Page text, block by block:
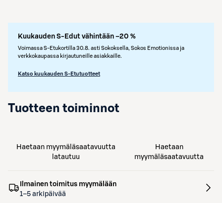
Kuukauden S-Edut vähintään –20 %
Voimassa S-Etukortilla 30.8. asti Sokoksella, Sokos Emotionissa ja
verkkokaupassa kirjautuneille asiakkaille.
Katso kuukauden S-Etutuotteet
Tuotteen toiminnot
Haetaan myymäläsaatavuutta
latautuu
Haetaan
myymäläsaatavuutta
Ilmainen toimitus myymälään
1–5 arkipäivää